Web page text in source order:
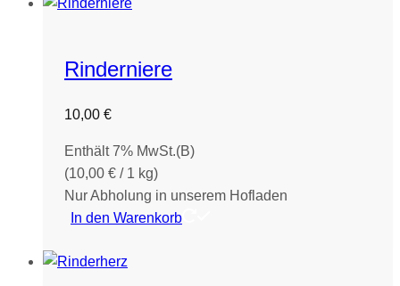
Rinderniere
10,00 €
Enthält 7% MwSt.(B)
(10,00 € / 1 kg)
Nur Abholung in unserem Hofladen
In den Warenkorb